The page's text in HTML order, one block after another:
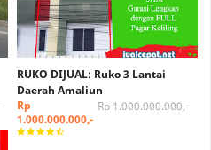
RUKO DIJUAL: Ruko 3 Lantai
Daerah Amaliun
Rp 1.000.000.000,-
Rp
1.000.000.000,-